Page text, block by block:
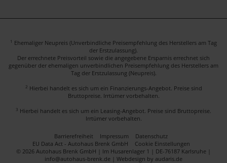
1 Ehemaliger Neupreis (Unverbindliche Preisempfehlung des Herstellers am Tag
der Erstzulassung).
Der errechnete Preisvorteil sowie die angegebene Ersparnis errechnet sich
gegenüber der ehemaligen unverbindlichen Preisempfehlung des Herstellers am
Tag der Erstzulassung (Neupreis).
2 Hierbei handelt es sich um ein Finanzierungs-Angebot. Preise sind
Bruttopreise. Irrtümer vorbehalten.
3 Hierbei handelt es sich um ein Leasing-Angebot. Preise sind Bruttopreise.
Irrtümer vorbehalten.
Barrierefreiheit Impressum
Datenschutz
EU Data Act - Autohaus Brenk GmbH
Cookie Einstellungen
© 2026 Autohaus Brenk GmbH | Im Husarenlager 1 | DE-76187 Karlsruhe |
info@autohaus-brenk.de | Webdesign by audaris.de